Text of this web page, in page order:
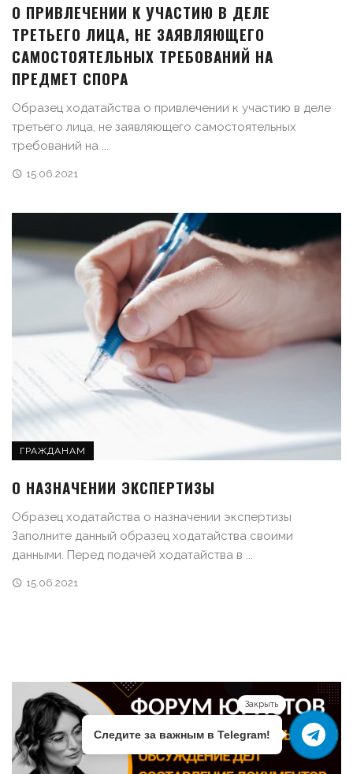
О ПРИВЛЕЧЕНИИ К УЧАСТИЮ В ДЕЛЕ
ТРЕТЬЕГО ЛИЦА, НЕ ЗАЯВЛЯЮЩЕГО
САМОСТОЯТЕЛЬНЫХ ТРЕБОВАНИЙ НА
ПРЕДМЕТ СПОРА
Образец ходатайства о привлечении к участию в деле
третьего лица, не заявляющего самостоятельных
требований на ...
15.06.2021
ГРАЖДАНАМ
О НАЗНАЧЕНИИ ЭКСПЕРТИЗЫ
Образец ходатайства о назначении экспертизы
Заполните данный образец ходатайства своими
данными. Перед подачей ходатайства в ...
15.06.2021
Закрыть
Следите за важным в Telegram!